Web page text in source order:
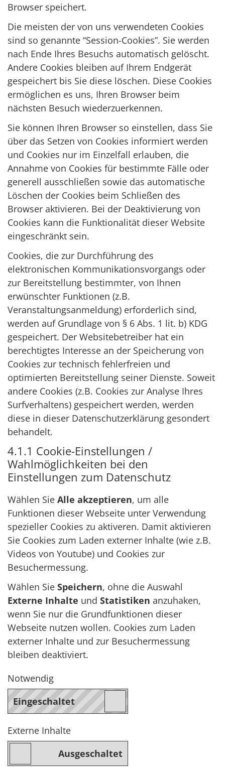
Browser speichert.
Die meisten der von uns verwendeten Cookies
sind so genannte “Session-Cookies”. Sie werden
nach Ende Ihres Besuchs automatisch gelöscht.
Andere Cookies bleiben auf Ihrem Endgerät
gespeichert bis Sie diese löschen. Diese Cookies
ermöglichen es uns, Ihren Browser beim
nächsten Besuch wiederzuerkennen.
Sie können Ihren Browser so einstellen, dass Sie
über das Setzen von Cookies informiert werden
und Cookies nur im Einzelfall erlauben, die
Annahme von Cookies für bestimmte Fälle oder
generell ausschließen sowie das automatische
Löschen der Cookies beim Schließen des
Browser aktivieren. Bei der Deaktivierung von
Cookies kann die Funktionalität dieser Website
eingeschränkt sein.
Cookies, die zur Durchführung des
elektronischen Kommunikationsvorgangs oder
zur Bereitstellung bestimmter, von Ihnen
erwünschter Funktionen (z.B.
Veranstaltungsanmeldung) erforderlich sind,
werden auf Grundlage von § 6 Abs. 1 lit. b) KDG
gespeichert. Der Websitebetreiber hat ein
berechtigtes Interesse an der Speicherung von
Cookies zur technisch fehlerfreien und
optimierten Bereitstellung seiner Dienste. Soweit
andere Cookies (z.B. Cookies zur Analyse Ihres
Surfverhaltens) gespeichert werden, werden
diese in dieser Datenschutzerklärung gesondert
behandelt.
4.1.1 Cookie-Einstellungen /
Wahlmöglichkeiten bei den
Einstellungen zum Datenschutz
Wählen Sie Alle akzeptieren, um alle
Funktionen dieser Webseite unter Verwendung
spezieller Cookies zu aktiveren. Damit aktivieren
Sie Cookies zum Laden externer Inhalte (wie z.B.
Videos von Youtube) und Cookies zur
Besuchermessung.
Wählen Sie Speichern, ohne die Auswahl
Externe Inhalte und Statistiken anzuhaken,
wenn Sie nur die Grundfunktionen dieser
Webseite nutzen wollen. Cookies zum Laden
externer Inhalte und zur Besuchermessung
bleiben deaktiviert.
Notwendig
Externe Inhalte